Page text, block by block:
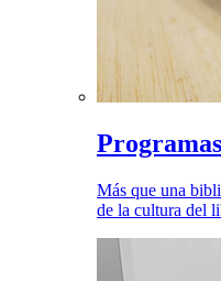
Más que una
de la cultura del